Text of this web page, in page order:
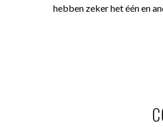
hebben zeker het één en